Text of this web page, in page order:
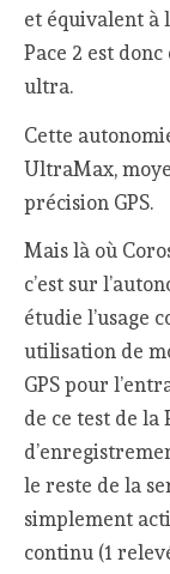
et équivalent à
Pace 2 est
ultra.
Cette
UltraMax,
précision GPS.
Mais là où
c’est sur
étudie l’usage
utilisation de
GPS pour
de ce test de la
le reste de la
simplement
continu (1